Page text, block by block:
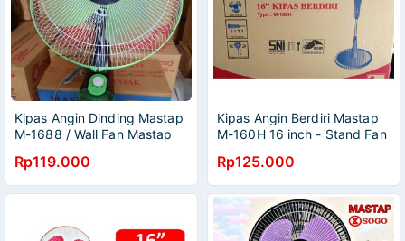
Kipas Angin Dinding Mastap
M-1688 / Wall Fan Mastap
Dinding Mastap Murah
Rp119.000
Kipas Angin Berdiri Mastap
M-160H 16 inch - Stand Fan
Rp125.000